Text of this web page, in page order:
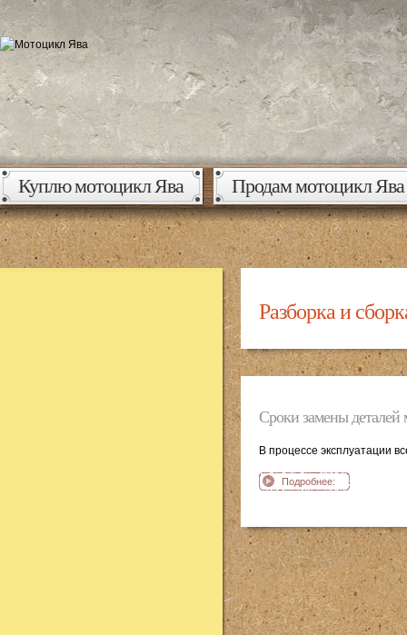
Куплю мотоцикл Ява Продам мотоцикл Ява
Разборка и
Сроки замены
В процессе эксплуатации
Подробнее:
Ява